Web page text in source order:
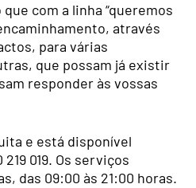
com a linha “queremos
através
para várias
que possam já existir
responder às vossas
e está disponível
019. Os serviços
das 09:00 às 21:00 horas.